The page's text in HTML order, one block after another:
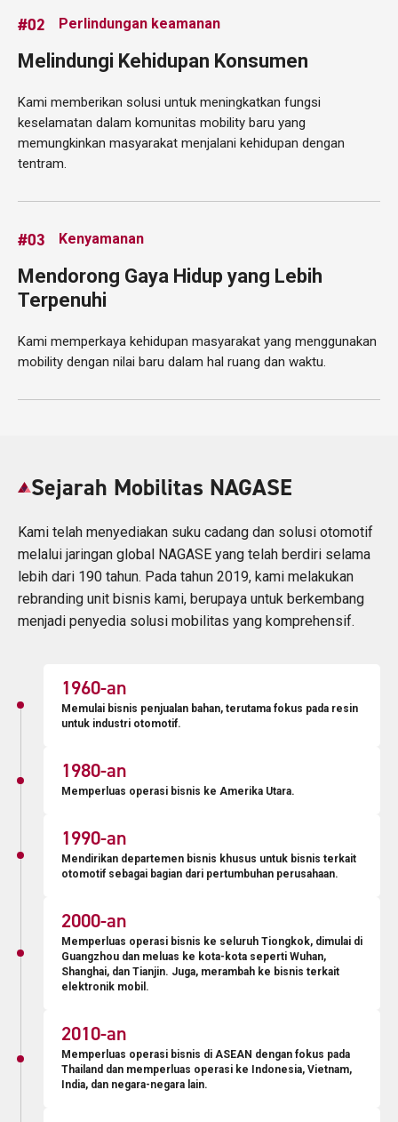
#02 Perlindungan keamanan
Melindungi Kehidupan Konsumen
Kami memberikan solusi untuk meningkatkan fungsi
keselamatan dalam komunitas mobility baru yang
memungkinkan masyarakat menjalani kehidupan dengan
tentram.
#03 Kenyamanan
Mendorong Gaya Hidup yang Lebih
Terpenuhi
Kami memperkaya kehidupan masyarakat yang menggunakan
mobility dengan nilai baru dalam hal ruang dan waktu.
Sejarah Mobilitas NAGASE
Kami telah menyediakan suku cadang dan solusi otomotif
melalui jaringan global NAGASEyang telah berdiri selama
lebih dari 190 tahun. Pada tahun 2019, kami melakukan
rebranding unit bisnis kami,berupaya untuk berkembang
menjadi penyedia solusi mobilitas yang komprehensif.
1960-an
Memulai bisnis penjualan bahan, terutama fokus pada resin
untuk industri otomotif.
1980-an
Memperluas operasi bisnis ke Amerika Utara.
1990-an
Mendirikan departemen bisnis khusus untuk bisnis terkait
otomotif sebagai bagian dari pertumbuhan perusahaan.
2000-an
Memperluas operasi bisnis ke seluruh Tiongkok, dimulai di
Guangzhou dan meluas ke kota-kota seperti Wuhan,
Shanghai, dan Tianjin. Juga, merambah ke bisnis terkait
elektronik mobil.
2010-an
Memperluas operasi bisnis di ASEAN dengan fokus pada
Thailand dan memperluas operasi ke Indonesia, Vietnam,
India, dan negara-negara lain.